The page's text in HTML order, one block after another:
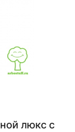
люкс с